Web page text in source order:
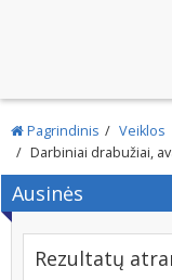
Pagrindinis
Veiklos
Darbiniai drabužiai,
Ausinės
Rezultatų